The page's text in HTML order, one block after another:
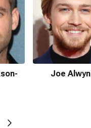
var?
Joe Alwyn